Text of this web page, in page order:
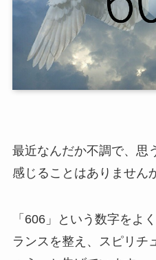
最近なんだか不調で、思
感じることはありません
「606」という数字をよ
ランスを整え、スピリチ